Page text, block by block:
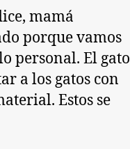
mamá
porque vamos
personal. El gato
a los gatos con
Estos se